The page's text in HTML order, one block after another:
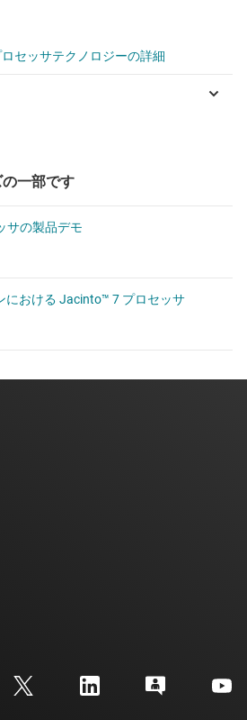
セッサテクノロジーの詳細
一部です
サの製品デモ
における Jacinto™ 7 プロセッサ
フォーラム
センター